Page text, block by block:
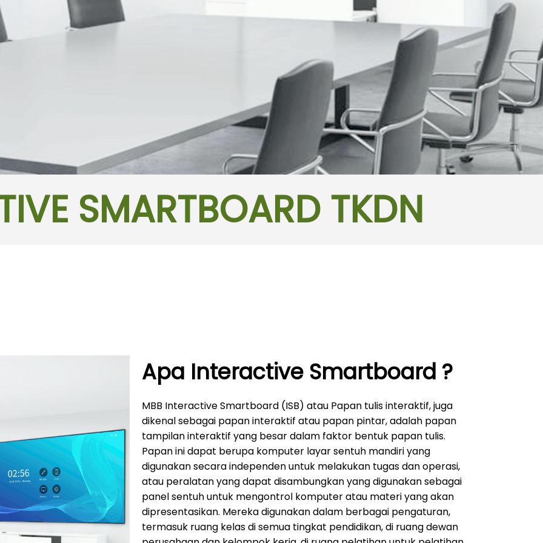
SMARTBOARD TKDN
Apa Interactive Smartboard ?
MBB Interactive Smartboard (ISB) atau Papan tulis interaktif, juga
dikenal sebagai papan interaktif atau papan pintar, adalah papan
tampilan interaktif yang besar dalam faktor bentuk papan tulis.
Papan ini dapat berupa komputer layar sentuh mandiri yang
digunakan secara independen untuk melakukan tugas dan operasi,
atau peralatan yang dapat disambungkan yang digunakan sebagai
panel sentuh untuk mengontrol komputer atau materi yang akan
dipresentasikan. Mereka digunakan dalam berbagai pengaturan,
termasuk ruang kelas di semua tingkat pendidikan, di ruang dewan